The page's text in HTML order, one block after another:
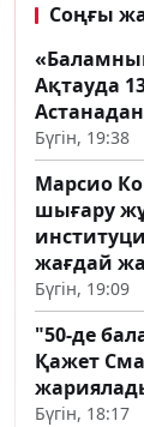
Соңғы
Ақтауда
Бүгін, 19:38
Марсио
шығару
жағдай
Бүгін, 19:09
"50-де
Қажет
Бүгін, 18:17